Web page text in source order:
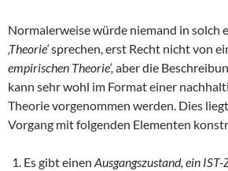
Normalerweise würde niemand in solch
‚Theorie‘sprechen, erst Recht nicht von
empirischen Theorie‘, aber die
kann sehr wohl im Format einer
Theorie vorgenommen werden. Dies
Vorgang mit folgenden Elementen
Es gibt einen Ausgangszustand, ein IST-